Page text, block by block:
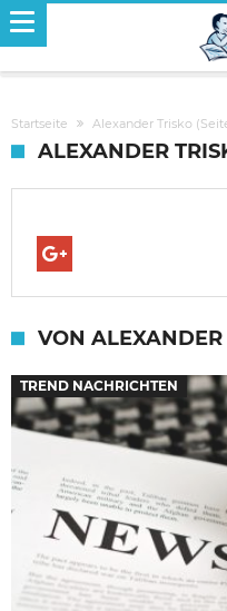
Startseite Alexander Trisko
ALEXANDER
VON ALEXANDER
TREND NACHRICHTEN